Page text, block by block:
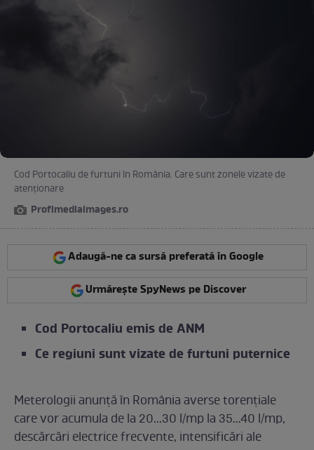
Cod Portocaliu de furtuni în România. Care sunt zonele vizate de
atenționare
Profimediaimages.ro
Adaugă-ne ca sursă preferată în Google
Urmărește SpyNews pe Discover
Cod Portocaliu emis de ANM
Ce regiuni sunt vizate de furtuni puternice
Meterologii anunță în România averse torențiale
care vor acumula de la 20...30 l/mp la 35...40 l/mp,
descărcări electrice frecvente, intensificări ale